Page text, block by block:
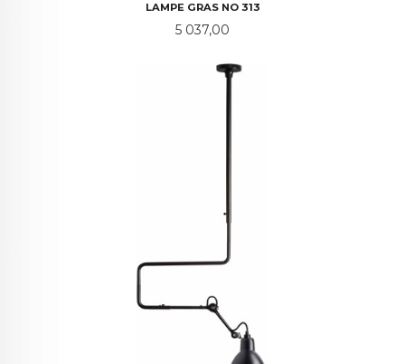
LAMPE GRAS NO 313
Pris
5 037,00